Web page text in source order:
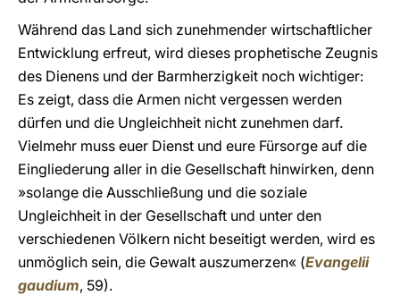
Während das Land sich zunehmender wirtschaftlicher
Entwicklung erfreut, wird dieses prophetische Zeugnis
des Dienens und der Barmherzigkeit noch wichtiger:
Es zeigt, dass die Armen nicht vergessen werden
dürfen und die Ungleichheit nicht zunehmen darf.
Vielmehr muss euer Dienst und eure Fürsorge auf die
Eingliederung aller in die Gesellschaft hinwirken, denn
»solange die Ausschließung und die soziale
Ungleichheit in der Gesellschaft und unter den
verschiedenen Völkern nicht beseitigt werden, wird es
unmöglich sein, die Gewalt auszumerzen« (Evangelii
gaudium, 59).